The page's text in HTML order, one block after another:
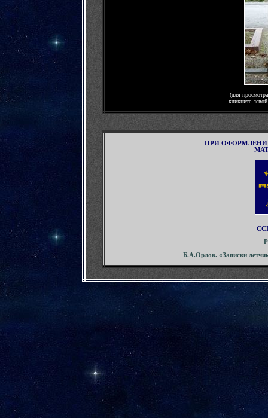
(для
кликните
-
ПРИ
Б.А.Орлов. «Записки